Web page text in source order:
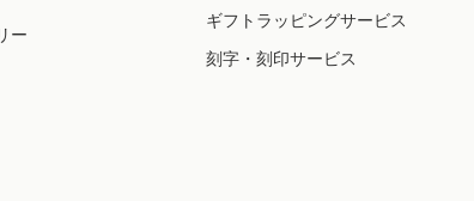
ー
ギフトラッピングサービス
刻字・刻印サービス